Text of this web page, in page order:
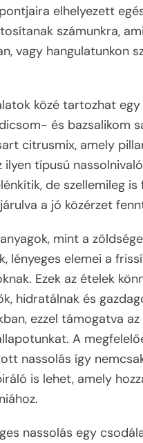
elhelyezett
számunkra,
vagy hangulatunkon
közé tartozhat egy
és bazsalikom
citrusmix, amely
ilyen típusú
de szellemileg is
a jó közérzet
mint a
lényeges elemei a
Ezek az ételek
hidratálnak és
ezzel támogatva
A
nassolás így
is lehet, amely
nassolás egy